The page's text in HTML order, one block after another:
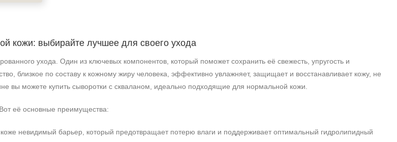
кожи: выбирайте лучшее для своего ухода
ухода. Один из ключевых компонентов, который поможет сохранить её свежесть, упругость и
близкое по составу к кожному жиру человека, эффективно увлажняет, защищает и восстанавливает кожу, не
вы можете купить сыворотки с скваланом, идеально подходящие для нормальной кожи.
её основные преимущества:
невидимый барьер, который предотвращает потерю влаги и поддерживает оптимальный гидролипидный